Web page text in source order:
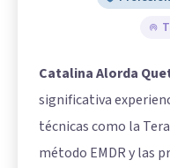
Catalina Alorda
significativa
técnicas como la
método EMDR y las